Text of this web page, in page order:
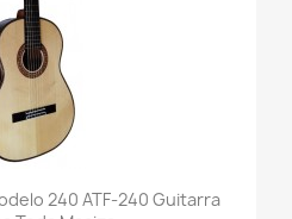
240 ATF-240 Guitarra